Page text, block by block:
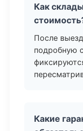
Как
После
подробную
Какие